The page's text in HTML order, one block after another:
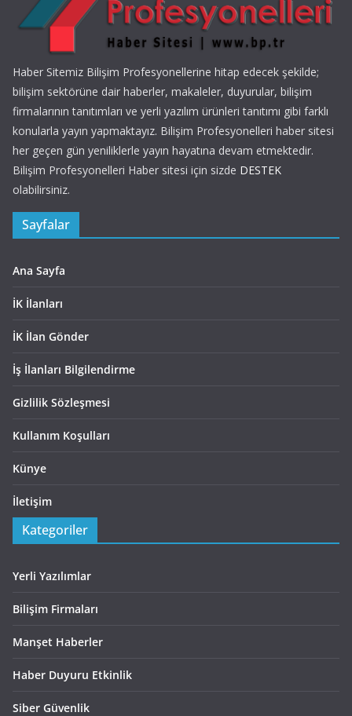
Haber Sitemiz Bilişim Profesyonellerine hitap edecek şekilde;
bilişim sektörüne dair haberler, makaleler, duyurular, bilişim
firmalarının tanıtımları ve yerli yazılım ürünleri tanıtımı gibi farklı
konularla yayın yapmaktayız. Bilişim Profesyonelleri haber sitesi
her geçen gün yeniliklerle yayın hayatına devam etmektedir.
Bilişim Profesyonelleri Haber sitesi için sizde DESTEK
olabilirsiniz.
Sayfalar
Ana Sayfa
İK İlanları
İK İlan Gönder
İş İlanları Bilgilendirme
Gizlilik Sözleşmesi
Kullanım Koşulları
Künye
İletişim
Kategoriler
Yerli Yazılımlar
Bilişim Firmaları
Manşet Haberler
Haber Duyuru Etkinlik
Siber Güvenlik